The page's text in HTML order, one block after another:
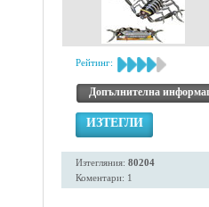
Рейтинг:
Допълнителна
ИЗТЕГЛИ
Изтегляния: 80204
Коментари: 1